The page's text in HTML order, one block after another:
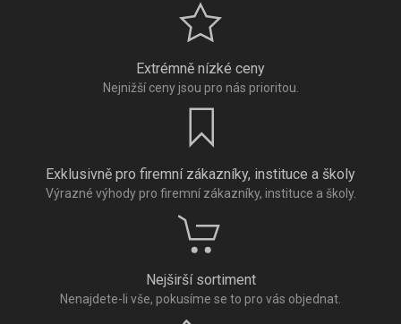
Extrémně nízké ceny
Nejnižší ceny jsou pro nás prioritou.
Exklusivně pro firemní zákazníky, instituce a školy
Výrazné výhody pro firemní zákazníky, instituce a školy.
Nejširší sortiment
Nenajdete-li vše, pokusíme se to pro vás objednat.